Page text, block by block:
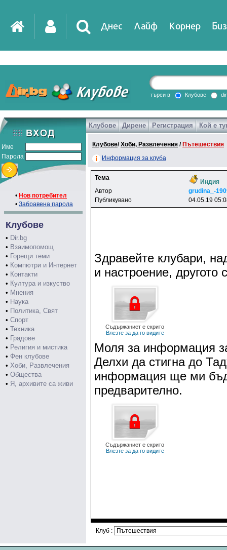
Днес Лайф Корнер
DirTV Impressio
Games
търси в Клубове
Име
Парола
• Нов потребител
• Забравена парола
Клубове
• Dir.bg
• Взаимопомощ
• Горещи теми
• Компютри и Интернет
• Контакти
• Култура и изкуство
• Мнения
• Наука
• Политика, Свят
• Спорт
• Техника
• Градове
• Религия и мистика
• Фен клубове
• Хоби, Развлечения
• Общества
• Я, архивите са живи
Клубове Дирене Регистрация Кой е
Клубове/Хоби, Развлечения / Пътешествия
Информация за клуба
Тема
Индия
Автор
grudina_-
Публикувано
04.05.19
Здравейте клубари,
и настроение, другото
Съдържаниет е скрито
Влезте за да го видите
Моля за информация
Делхи да стигна до
информация ще ми
предварително.
Съдържаниет е скрито
Влезте за да го видите
Клуб :